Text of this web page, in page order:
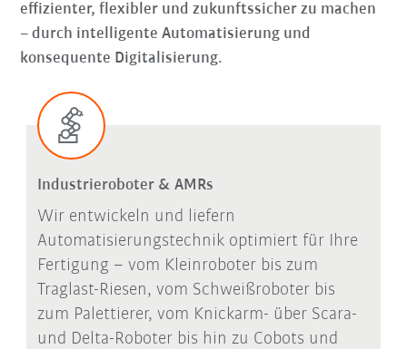
effizienter, flexibler und zukunftssicher zu machen
– durch intelligente Automatisierung und
konsequente Digitalisierung.
Industrieroboter & AMRs
Wir entwickeln und liefern
Automatisierungstechnik optimiert für Ihre
Fertigung – vom Kleinroboter bis zum
Traglast-Riesen, vom Schweißroboter bis
zum Palettierer, vom Knickarm- über Scara-
und Delta-Roboter bis hin zu Cobots und